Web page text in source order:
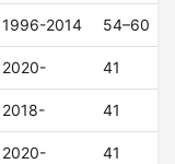
1996-2014 54–60
2020- 41
2018- 41
2020- 41